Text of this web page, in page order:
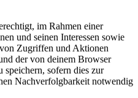
im Rahmen einer
und seinen Interessen sowie
Zugriffen und Aktionen
der von deinem Browser
sofern dies zur
Nachverfolgbarkeit notwendig